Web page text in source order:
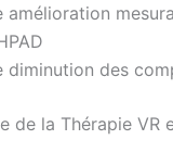
amélioration
diminution des
de la Thérapie VR